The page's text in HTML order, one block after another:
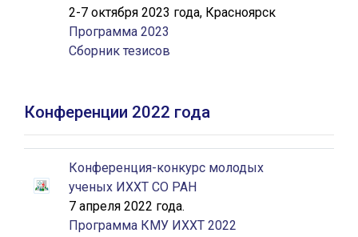
2-7 октября 2023 года, Красноярск
Программа 2023
Сборник тезисов
Конференции 2022 года
Конференция-конкурс молодых
ученых ИХХТ СО РАН
7 апреля 2022 года.
Программа КМУ ИХХТ 2022